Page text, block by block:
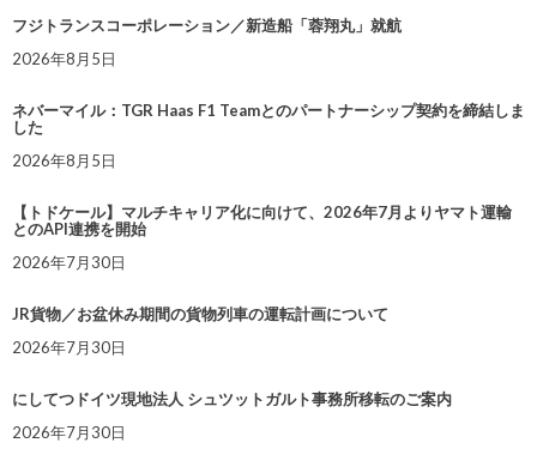
フジトランスコーポレーション／新造船「蓉翔丸」就航
2026年8月5日
ネバーマイル：TGR Haas F1 Teamとのパートナーシップ契約を締結しま
した
2026年8月5日
【トドケール】マルチキャリア化に向けて、2026年7月よりヤマト運輸
とのAPI連携を開始
2026年7月30日
JR貨物／お盆休み期間の貨物列車の運転計画について
2026年7月30日
にしてつドイツ現地法人 シュツットガルト事務所移転のご案内
2026年7月30日